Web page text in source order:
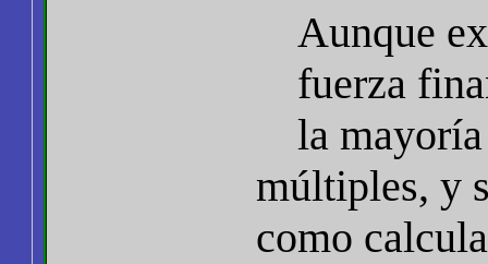
Aunque
fuerza
la
múltiples, y
como